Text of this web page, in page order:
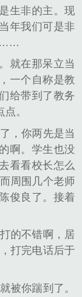
生非的主。现
年我们可是非
……
就在那呆立当
一个自称是教
给带到了教务
。
，你两先是当
啊。学生也没
看看校长怎么
周围几个老师
俊良了。接着
的不错啊，居
打完电话后于
被你踹到了。